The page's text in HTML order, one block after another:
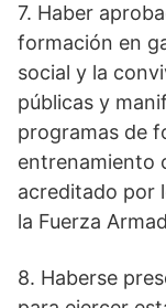
7. Haber
formación en
social y la
públicas y
programas de
entrenamiento
acreditado por
la Fuerza
8. Haberse